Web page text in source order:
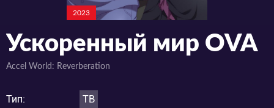
2023
Ускоренный мир OVA
Accel World: Reverberation
Тип: ТВ